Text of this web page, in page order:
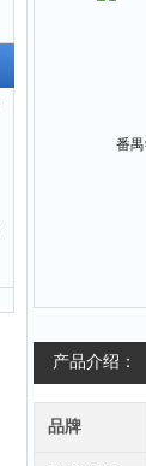
产品介绍：
品牌